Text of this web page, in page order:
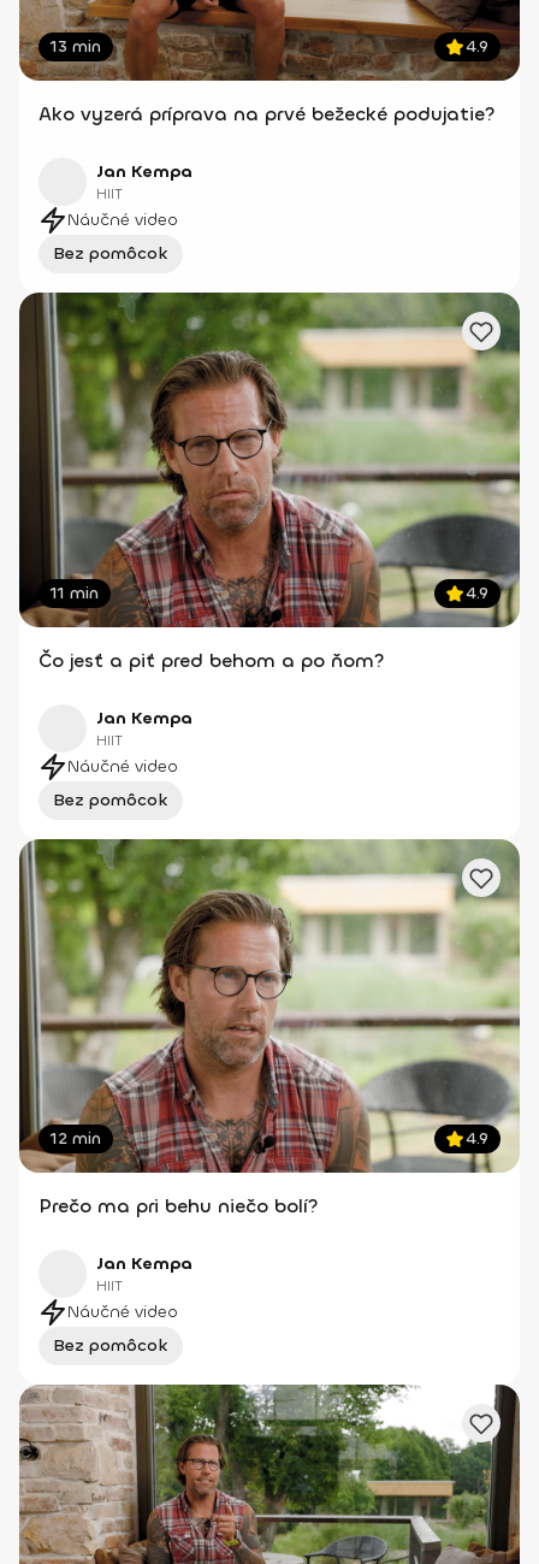
13 min 4.9
Ako vyzerá príprava na prvé bežecké podujatie?
Jan Kempa
HIIT
Náučné video
Bez pomôcok
11 min 4.9
Čo jesť a piť pred behom a po ňom?
Jan Kempa
HIIT
Náučné video
Bez pomôcok
12 min 4.9
Prečo ma pri behu niečo bolí?
Jan Kempa
HIIT
Náučné video
Bez pomôcok